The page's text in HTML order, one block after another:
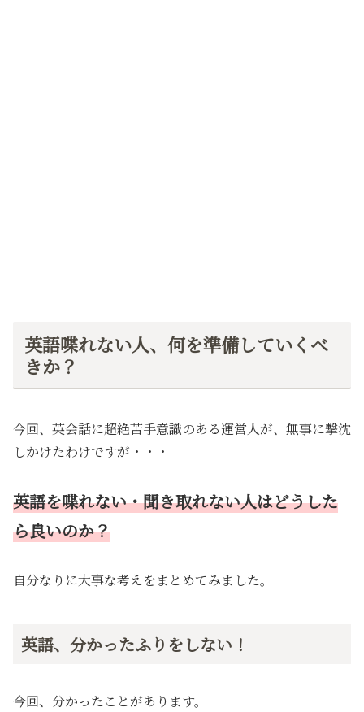
英語喋れない人、何を準備していくべ
きか？
今回、英会話に超絶苦手意識のある運営人が、無事に撃沈
しかけたわけですが・・・
英語を喋れない・聞き取れない人はどうした
ら良いのか？
自分なりに大事な考えをまとめてみました。
英語、分かったふりをしない！
今回、分かったことがあります。